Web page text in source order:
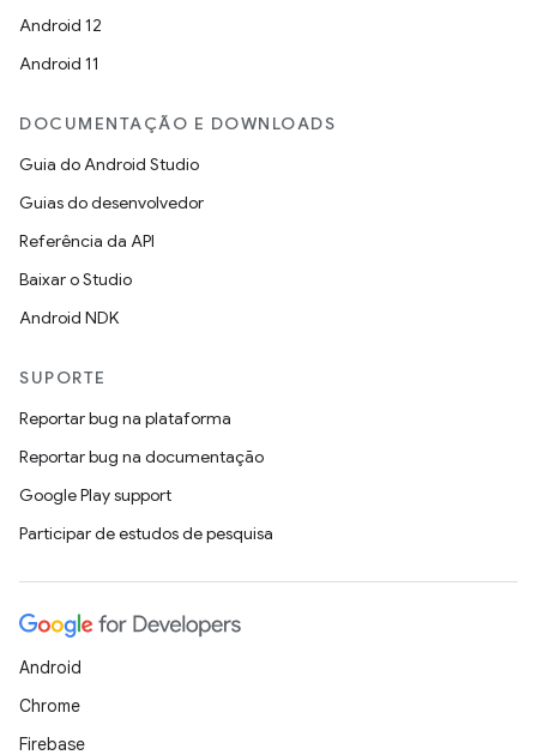
Android 12
Android 11
DOCUMENTAÇÃO E DOWNLOADS
Guia do Android Studio
Guias do desenvolvedor
Referência da API
Baixar o Studio
Android NDK
SUPORTE
Reportar bug na plataforma
Reportar bug na documentação
Google Play support
Participar de estudos de pesquisa
Android
Chrome
Firebase